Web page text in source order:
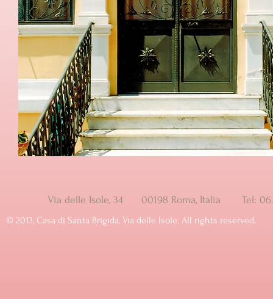
Via delle Isole, 34 00198 Roma, Italia Tel:
© ​2013, Casa di Santa Brigida, Via delle Isole. All rights reserved.